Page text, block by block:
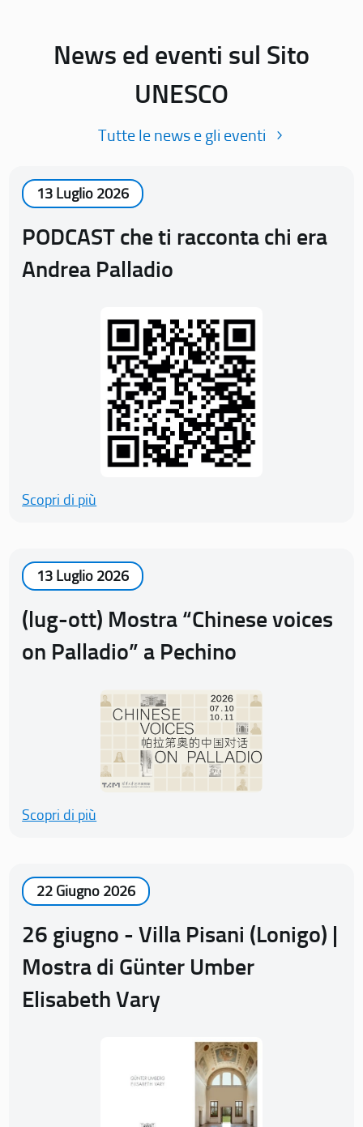
News ed eventi sul Sito
UNESCO
Tutte le news e gli eventi
13 Luglio 2026
PODCAST che ti racconta chi era
Andrea Palladio
Scopri di più
13 Luglio 2026
(lug-ott) Mostra “Chinese voices
on Palladio” a Pechino
Scopri di più
22 Giugno 2026
26 giugno - Villa Pisani (Lonigo) |
Mostra di Günter Umber
Elisabeth Vary